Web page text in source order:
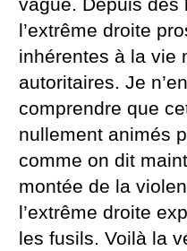
vague. Depuis des
l’extrême droite
inhérentes à la vie
autoritaires. Je
comprendre que
nullement animés
comme on dit
montée de la
l’extrême droite
les fusils. Voilà la